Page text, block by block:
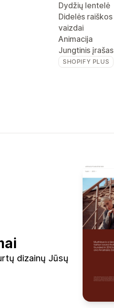
Dydžių lentelė
Didelės raiškos
vaizdai
Animacija
Jungtinis įrašas
SHOPIFY PLUS
dizainų Jūsų